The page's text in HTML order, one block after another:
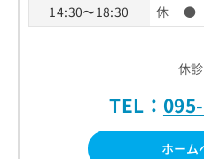
14:30〜18:30
休 ●
休
TEL：
ホーム